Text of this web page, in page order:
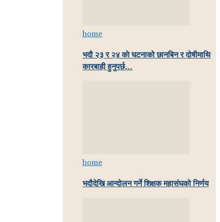
home
भदौ २३ र २४ काे घटनाको छानबिन र दोषीमाथि
कारबाही हुनुपर्छ…
home
भदौदेखि आन्दोलन गर्ने शिक्षक महासंघको निर्णय